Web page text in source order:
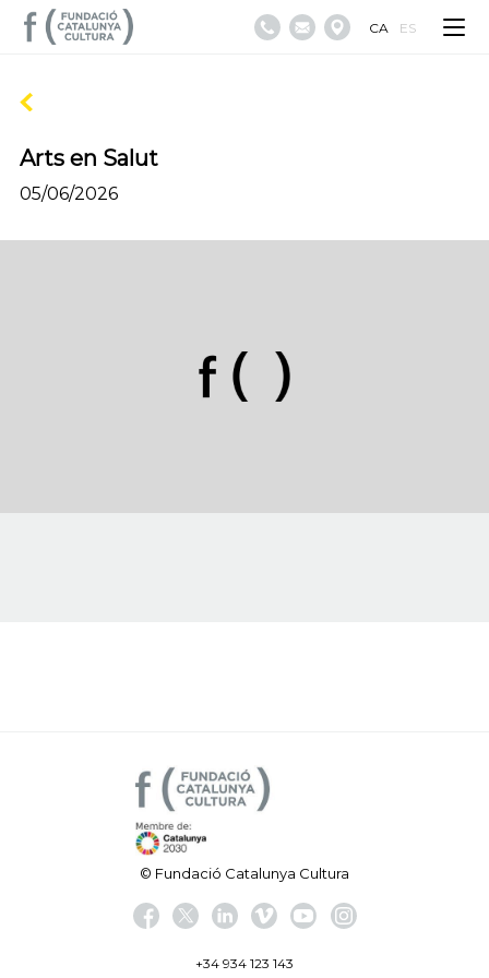
CA ES
Arts en Salut
05/06/2026
© Fundació Catalunya Cultura
+34 934 123 143